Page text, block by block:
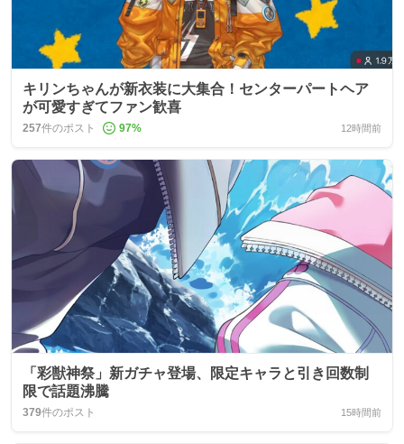
キリンちゃんが新衣装に大集合！センターパートヘア
が可愛すぎてファン歓喜
257件のポスト 97% 12時間前
「彩獣神祭」新ガチャ登場、限定キャラと引き回数制
限で話題沸騰
379件のポスト 15時間前